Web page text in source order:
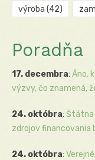
výroba (42)
Poradňa
17. decembra: Áno,
výzvy, čo znamená,
24. októbra: Štátna
zdrojov financovania
24. októbra: